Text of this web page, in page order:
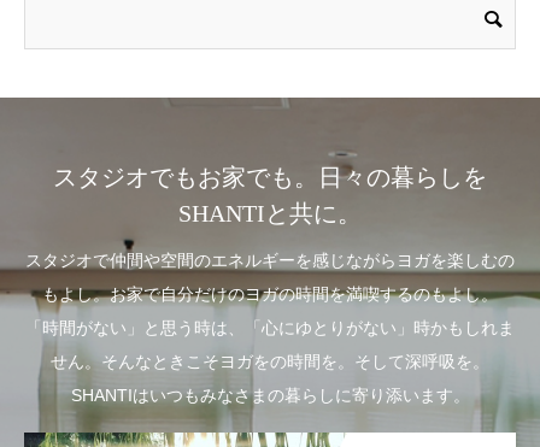
スタジオでもお家でも。日々の暮らしを
SHANTIと共に。
スタジオで仲間や空間のエネルギーを感じながらヨガを楽しむの
もよし。お家で自分だけのヨガの時間を満喫するのもよし。
「時間がない」と思う時は、「心にゆとりがない」時かもしれま
せん。そんなときこそヨガをの時間を。そして深呼吸を。
SHANTIはいつもみなさまの暮らしに寄り添います。